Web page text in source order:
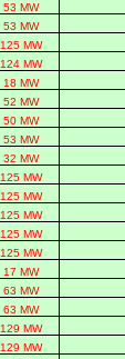
53 MW
53 MW
125 MW
124 MW
18 MW
52 MW
50 MW
53 MW
32 MW
125 MW
125 MW
125 MW
125 MW
125 MW
17 MW
63 MW
63 MW
129 MW
129 MW